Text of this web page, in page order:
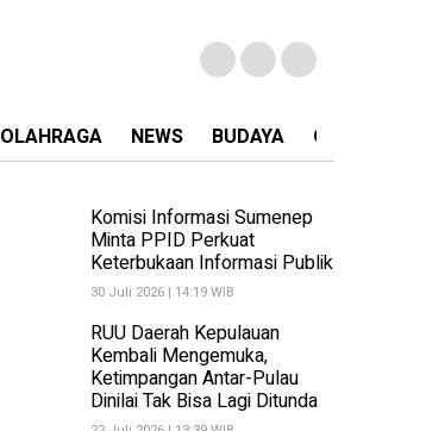
OLAHRAGA NEWS BUDAYA OPINI
Komisi Informasi Sumenep
Minta PPID Perkuat
Keterbukaan Informasi Publik
30 Juli 2026 | 14:19 WIB
RUU Daerah Kepulauan
Kembali Mengemuka,
Ketimpangan Antar-Pulau
Dinilai Tak Bisa Lagi Ditunda